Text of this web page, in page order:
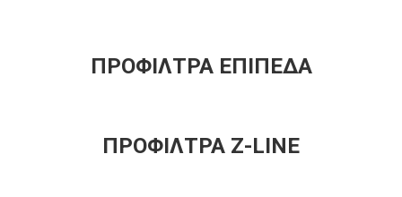
ΠΡΟΦΙΛΤΡΑ ΕΠΙΠΕΔΑ
ΠΡΟΦΙΛΤΡΑ Z-LINE